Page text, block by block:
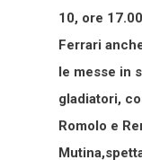
10, ore
Ferrari
le messe in
gladiatori,
Romolo e